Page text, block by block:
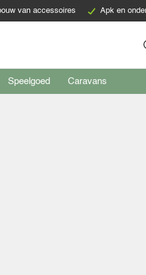
van accessoires Apk en
Speelgoed Caravans